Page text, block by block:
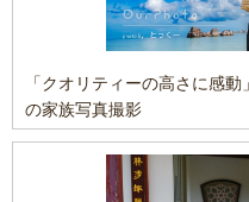
「クオリティーの高さに感
の家族写真撮影